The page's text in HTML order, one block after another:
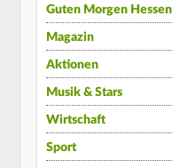
Guten Morgen Hessen
Magazin
Aktionen
Musik & Stars
Wirtschaft
Sport